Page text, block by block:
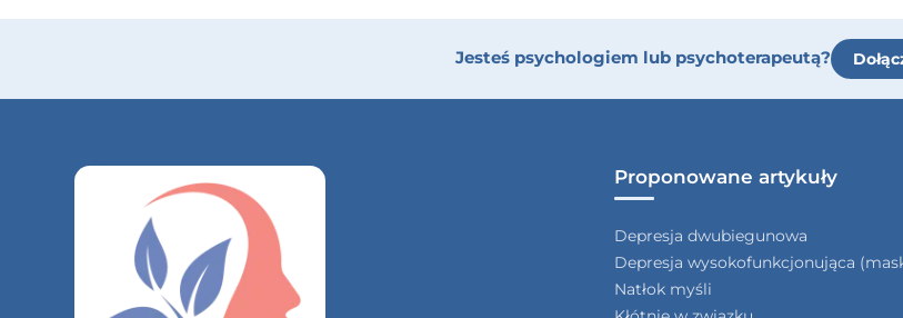
Jesteś psychologiem lub psychoterapeutą?
Proponowane artykuły
Depresja dwubiegunowa
Depresja wysokofunkcjonująca
Natłok myśli